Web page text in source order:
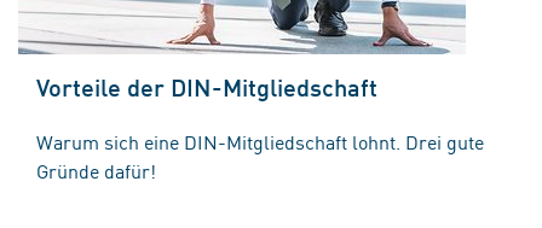
Vorteile der DIN-Mitgliedschaft
Warum sich eine DIN-Mitgliedschaft lohnt. Drei gute
Gründe dafür!